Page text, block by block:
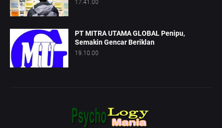
17.41.00
PT MITRA UTAMA GLOBAL Penipu,
Semakin Gencar Beriklan
19.10.00